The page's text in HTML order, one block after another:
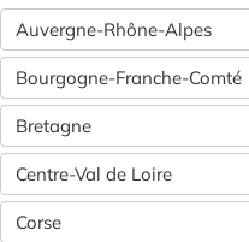
Auvergne-Rhône-Alpes
Bourgogne-Franche-Comté
Bretagne
Centre-Val de Loire
Corse